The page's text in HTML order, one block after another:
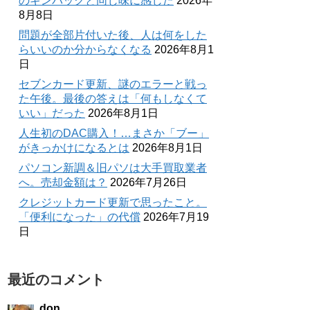
8月8日
問題が全部片付いた後、人は何をした
らいいのか分からなくなる 2026年8月1
日
セブンカード更新、謎のエラーと戦っ
た午後。最後の答えは「何もしなくて
いい」だった 2026年8月1日
人生初のDAC購入！…まさか「ブー」
がきっかけになるとは 2026年8月1日
パソコン新調＆旧パソは大手買取業者
へ。売却金額は？ 2026年7月26日
クレジットカード更新で思ったこと。
「便利になった」の代償 2026年7月19
日
最近のコメント